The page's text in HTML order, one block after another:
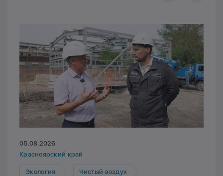
05.08.2026
Красноярский край
Экология Чистый воздух